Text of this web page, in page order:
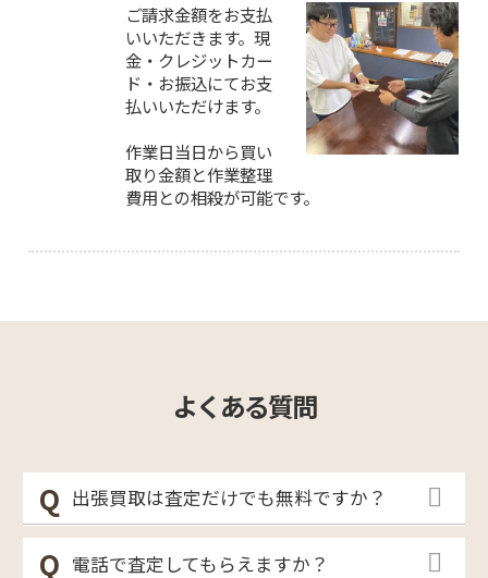
ご請求金額をお支払
いいただきます。現
金・クレジットカー
ド・お振込にてお支
払いいただけます。
作業日当日から買い
取り金額と作業整理
費用との相殺が可能です。
よくある質問
出張買取は査定だけでも無料ですか？
電話で査定してもらえますか？